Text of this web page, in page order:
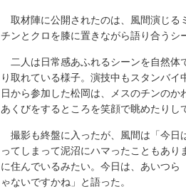
取材陣に公開されたのは、風間演じる
チンとクロを膝に置きながら語り合うシ
二人は日常感あふれるシーンを自然体
り取れている様子。演技中もスタンバ
日から参加した松岡は、メスのチンのか
あくびをするところを笑顔で眺めたりし
撮影も終盤に入ったが、風間は「今日
ってしまって泥沼にハマったこともあ
に住んでいるみたい。今日は、あいつら
ゃないですかね」と語った。